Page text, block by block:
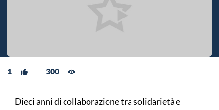
1 300
Dieci anni di collaborazione tra solidarietà e